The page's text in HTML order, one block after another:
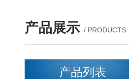
产品展示 / PRODUCTS
产品列表